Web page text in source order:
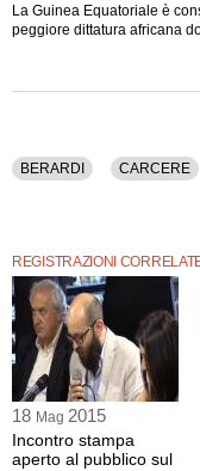
La Guinea Equatoriale è
peggiore dittatura africana
BERARDI CARCERE
REGISTRAZIONI
18 Mag 2015
Incontro stampa
aperto al pubblico sul